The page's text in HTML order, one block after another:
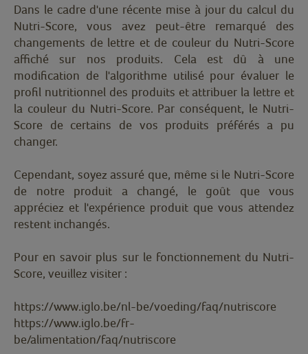
Dans le cadre d'une récente mise à jour du calcul du
Nutri-Score, vous avez peut-être remarqué des
changements de lettre et de couleur du Nutri-Score
affiché sur nos produits. Cela est dû à une
modification de l'algorithme utilisé pour évaluer le
profil nutritionnel des produits et attribuer la lettre et
la couleur du Nutri-Score. Par conséquent, le Nutri-
Score de certains de vos produits préférés a pu
changer.
Cependant, soyez assuré que, même si le Nutri-Score
de notre produit a changé, le goût que vous
appréciez et l'expérience produit que vous attendez
restent inchangés.
Pour en savoir plus sur le fonctionnement du Nutri-
Score, veuillez visiter :
https://www.iglo.be/nl-be/voeding/faq/nutriscore
https://www.iglo.be/fr-
be/alimentation/faq/nutriscore